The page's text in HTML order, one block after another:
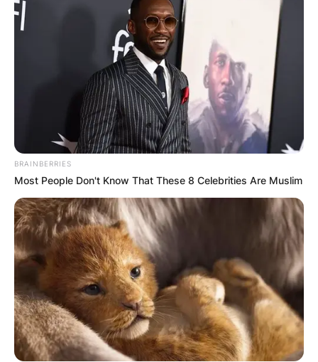
Повеќе
КОНТАКТИРАЈ СО НАС:
info@gladiator.mk
ГЛАДИАТОР
За нас
Политика на приватност
ПАРТНЕРИ:
BRAINBERRIES
Most People Don't Know That These 8 Celebrities Are Muslim